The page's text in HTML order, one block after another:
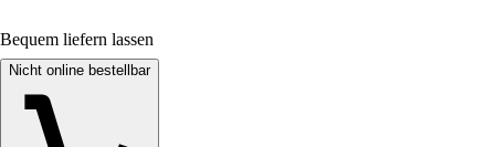
Bequem liefern lassen
Nicht online bestellbar